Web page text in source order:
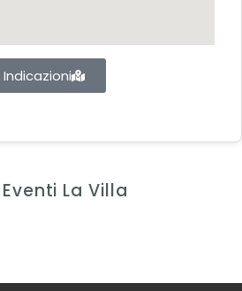
Indicazioni
La Villa